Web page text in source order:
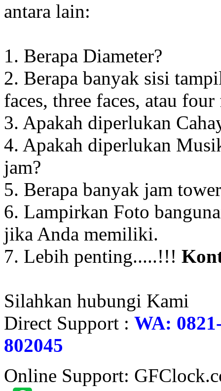
antara lain:
1. Berapa Diameter?
2. Berapa banyak sisi
faces, three faces, atau four
3. Apakah diperlukan
4. Apakah diperlukan
jam?
5. Berapa banyak jam
6. Lampirkan Foto
jika Anda memiliki.
7. Lebih penting.....!!!
Silahkan hubungi Kami
Direct Support : WA:
802045
Online Support: